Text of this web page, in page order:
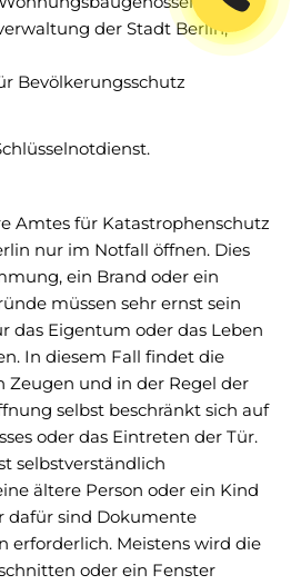
der Stadt Berlin;
Bevölkerungsschutz
Amtes für Katastrophenschutz
nur im Notfall öffnen. Dies
ein Brand oder ein
müssen sehr ernst sein
das Eigentum oder das Leben
In diesem Fall findet die
Zeugen und in der Regel der
selbst beschränkt sich auf
oder das Eintreten der Tür.
selbstverständlich
ältere Person oder ein Kind
dafür sind Dokumente
erforderlich. Meistens wird die
oder ein Fenster